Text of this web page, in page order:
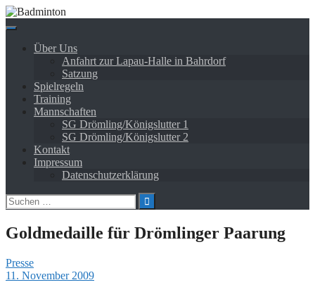
Springe
zum
Über Uns
Anfahrt zur Lapau-Halle in Bahrdorf
Satzung
Spielregeln
Training
Mannschaften
SG Drömling/Königslutter 1
SG Drömling/Königslutter 2
Kontakt
Impressum
Datenschutzerklärung
Suchen
nach:
Goldmedaille für Drömlinger Paarung
Presse
11. November 2009